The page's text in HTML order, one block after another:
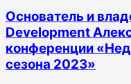
«остров»
Основатель и
Development
конференции
сезона 2023»